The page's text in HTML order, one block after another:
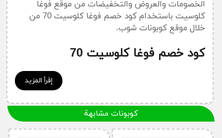
إقرأ المزيد
الخصومات والعروض والتخفيضات من موقع فوغا
كلوسيت باستخدام كود خصم فوغا كلوسيت 70 من
خلال موقع كوبونات شوب.
كود خصم فوغا كلوسيت 70
للوصول إلى أحدث كوبونات وأكواد خصم فوغا كلوسيت،
كود خصم فوغا كلوسيت
أسئلة شائعة قد تدور في ذهنك حول
متجر فوغا كلوسيت ..
كوبونات مشابهة